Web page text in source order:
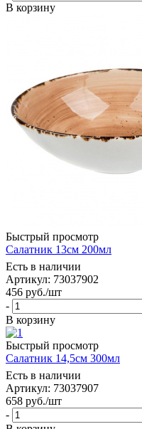
В корзину
Быстрый просмотр
Салатник 13см 200мл
Есть в наличии
Артикул: 73037902
456 руб./шт
-
В корзину
Быстрый просмотр
Салатник 14,5см 300мл
Есть в наличии
Артикул: 73037907
658 руб./шт
-